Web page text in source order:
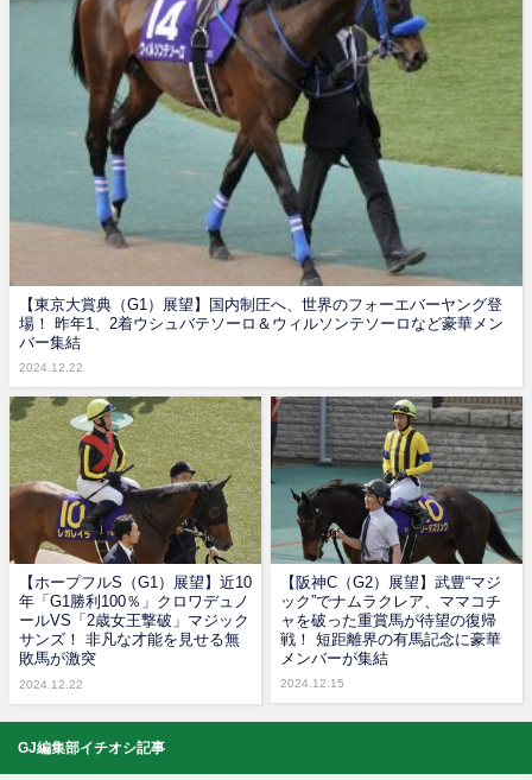
【東京大賞典（G1）展望】国内制圧へ、世界のフォーエバーヤング登
場！ 昨年1、2着ウシュバテソーロ＆ウィルソンテソーロなど豪華メン
バー集結
2024.12.22
【ホープフルS（G1）展望】近10
年「G1勝利100％」クロワデュノ
ールVS「2歳女王撃破」マジック
サンズ！ 非凡な才能を見せる無
敗馬が激突
2024.12.22
【阪神C（G2）展望】武豊“マジ
ック”でナムラクレア、ママコチ
ャを破った重賞馬が待望の復帰
戦！ 短距離界の有馬記念に豪華
メンバーが集結
2024.12.15
GJ編集部イチオシ記事